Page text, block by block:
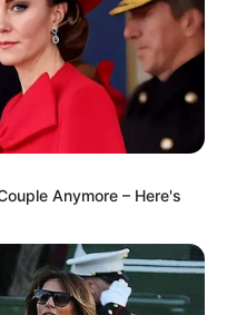
Anymore – Here's